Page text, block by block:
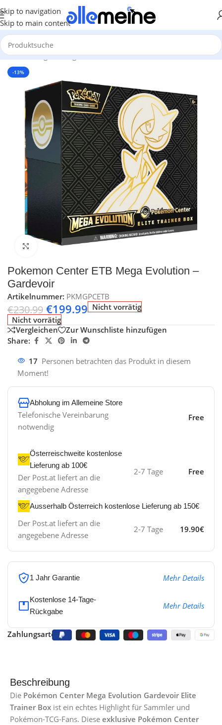
Skip to navigation
Skip to main content
Start/Gaming/Trading Card Games/Pokémon/Elite Trainer Box
-13%
Klick zum Vergrößern
Pokemon Center ETB Mega Evolution –
Gardevoir
Artikelnummer: PKMGPCETB
€230.99 €199.99 Nicht vorrätig
Nicht vorrätig
Vergleichen
Zur Wunschliste hinzufügen
Share:
17 Personen betrachten das Produkt in diesem
Moment!
Abholung im Allemeine Store
Telefonische Vereinbarung
notwendig
Free
Österreischweite kostenlose
Lieferung ab 100€
Der Post.at liefert an die
angegebene Adresse
2-7 Tage Free
Ausserhalb Österreich kostenlose Lieferung ab 150€
Der Post.at liefert an die
angegebene Adresse
2-7 Tage 19.90€
1 Jahr Garantie Mehr Details
Kostenlose 14-Tage-
Rückgabe
Mehr Details
Zahlungsarten:
Beschreibung
Die Pokémon Center Mega Evolution Gardevoir Elite
Trainer Box ist ein echtes Highlight für Sammler und
Pokémon-TCG-Fans. Diese exklusive Pokémon Center